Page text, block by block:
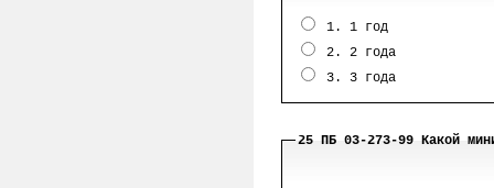
1. 1 год
2. 2 года
3. 3 года
25 ПБ 03-273-99 Какой